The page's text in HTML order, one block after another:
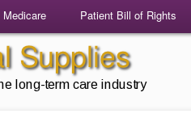
Medicare Patient Bill of Rights